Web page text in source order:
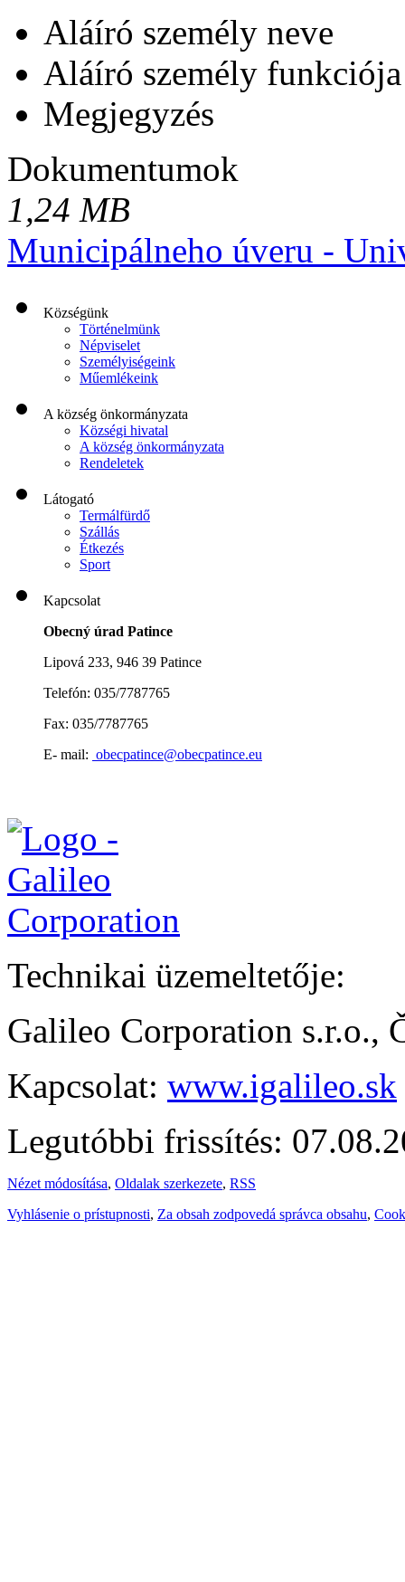
Aláíró személy neve
Aláíró személy funkciója
Megjegyzés
Dokumentumok
1,24 MB
Municipálneho úveru -
Községünk
Történelmünk
Népviselet
Személyiségeink
Műemlékeink
A község önkormányzata
Községi hivatal
A község önkormányzata
Rendeletek
Látogató
Termálfürdő
Szállás
Étkezés
Sport
Kapcsolat
Obecný úrad Patince
Lipová 233, 946 39 Patince
Telefón: 035/7787765
Fax: 035/7787765
E- mail: obecpatince@obecpatince.eu
Technikai üzemeltetője:
Galileo Corporation s.r.o.,
Kapcsolat: www.igalileo.sk
Legutóbbi frissítés:
Nézet módosítása, Oldalak szerkezete, RSS
Vyhlásenie o prístupnosti, Za obsah zodpovedá správca obsahu,